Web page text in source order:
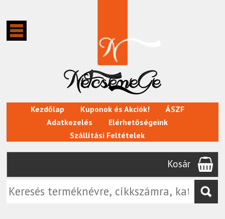
Kezdőlap Kuponok és Akciók!
ÁSZF
Adatkezelés
Elérhetőségeink
Szállítási Feltételek
Kosár